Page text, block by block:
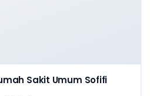
Sakit Umum Sofifi